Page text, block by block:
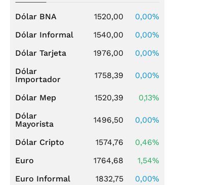
Dólar BNA 1520,00
0,00%
Dólar Informal
1540,00
0,00%
Dólar Tarjeta
1976,00
0,00%
Dólar
Importador
1758,39 0,00%
Dólar Mep 1520,39
0,13%
Dólar
Mayorista
1496,50 0,00%
Dólar Cripto 1574,76
0,46%
Euro
1764,68
1,54%
Euro Informal
1832,75 0,00%